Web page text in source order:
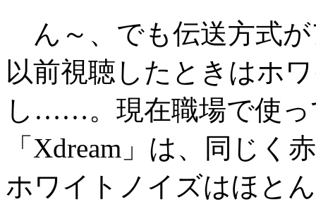
ん～、でも伝送方式
以前視聴したときはホ
し……。現在職場で使っ
「Xdream」は、同じく
ホワイトノイズはほと